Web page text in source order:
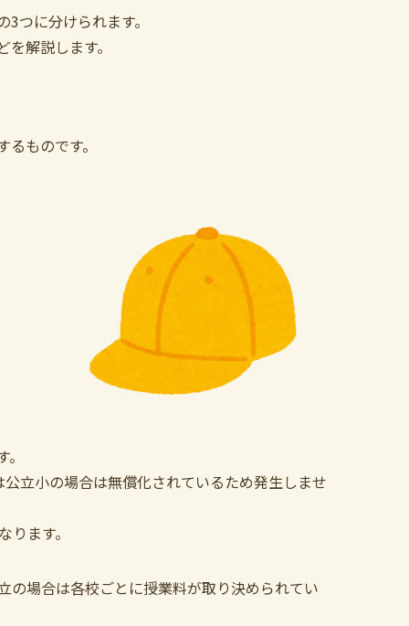
つに分けられます。
解説します。
ものです。
立小の場合は無償化されているため発生しませ
ます。
の場合は各校ごとに授業料が取り決められてい